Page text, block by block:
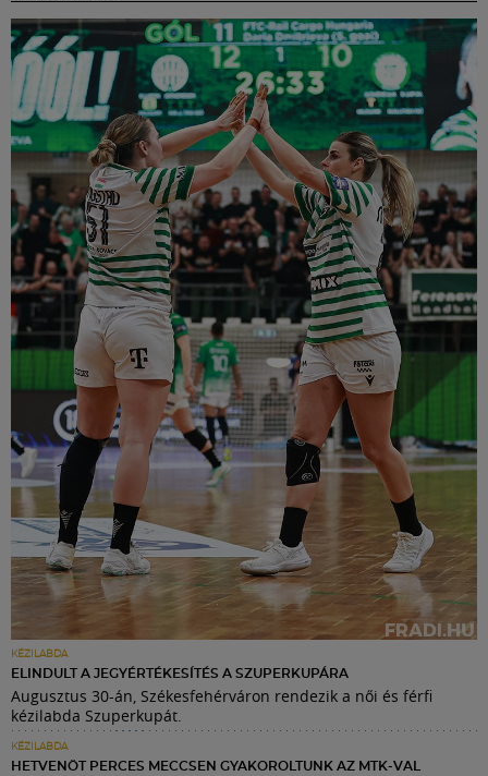
KÉZILABDA
ELINDULT A JEGYÉRTÉKESÍTÉS A SZUPERKUPÁRA
Augusztus 30-án, Székesfehérváron rendezik a női és férfi
kézilabda Szuperkupát.
KÉZILABDA
HETVENÖT PERCES MECCSEN GYAKOROLTUNK AZ MTK-VAL